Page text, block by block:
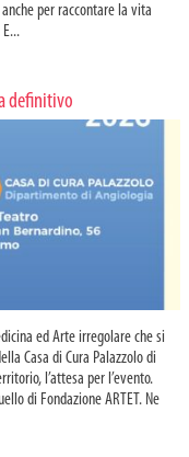
per raccontare la vita
definitivo
ed Arte irregolare che si
Casa di Cura Palazzolo di
l’attesa per l’evento.
di Fondazione ARTET. Ne